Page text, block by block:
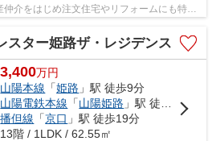
介をはじめ注文住宅やリフォームにも特化
スター姫路ザ・レジデンス
3,400万円
山陽本線 「姫路 」駅 徒歩9分
山陽電鉄本線 「山陽姫路 」駅 徒歩13分
播但線 「京口 」駅 徒歩19分
13階 / 1LDK / 62.55㎡